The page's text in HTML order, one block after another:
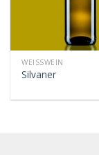
WEISSWEIN
Silvaner